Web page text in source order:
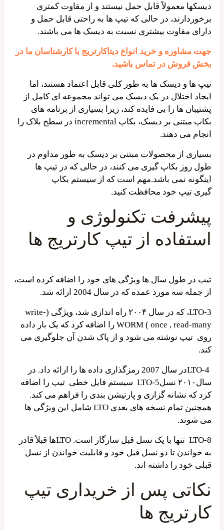
دیسکها معمولاً قابل حمل نیستند و از مقاوت کمتری
برخوردارند، در حالی که تیپ ها به راحتی قابل حمل و
دارای مقاوت بیشتری نسبت به دیسک ها می باشند.
جهت مشاوره و خرید انواع دیتاکارتریج با کارشناسان ما در
بخش فروش در تماس باشید.
تیپ ها و دیسک ها به طور کلی قابل اعتماد هستند، اما
ایجاد اختلال در یک دیسک می تواند مجموعه ای کامل از
پشتیبان ها را بی فایده کند، زیرا بسیاری از برنامه های
بکاپ مبتنی بر دیسک، بکاپ incremental در سطح بلاک را
انجام می دهند.
بسیاری از محصولات مبتنی بر دیسک به طور مداوم در
طول روز بکاپ گیری می کنند، در حالی که در تیپ ها
اینگونه نمی باشد.مهم است که از سیستم بکاپ
گیری تیپ خود محافظت کنید.
پیشرفت تکنولوژی و
استفاده از تیپ کارتریج ها
تیپ در طول سال ها ویژگی های خود را اضافه کرده است،
از جمله سه مورد عمده که در سال 2004 ارائه شد.
LTO-3، که در سال ۲۰۰۴ راه اندازی شد، ویژگی (write-
once , read-many ) WORM را اضافه کرد که یک بار داده
روی تیپ نوشته می شود و از پاک شدن آن جلوگیری می
کند.
LTO-4در سال 2007 رمزگذاری داده ها را ارائه داد. در
سال۲۰۱۰ نسلLTO-5 سیستم فایل خطی تیپ را اضافه
کرد که نشانه گزاری و پارتیشن بندی را فراهم می کند.
همچنین تمام نسخه های بعدی LTO شامل این ویژگی ها
می شوند.
LTO-8 تنها با یک نسل قبل سازگار است. LTOها قبلاً قادر
به خواندن تا دو نسل قبل خود و قابلیت خواندن از نسل
قبلی خود را داشته اند.
نکاتی پس از خریداری تیپ
کارتریج ها